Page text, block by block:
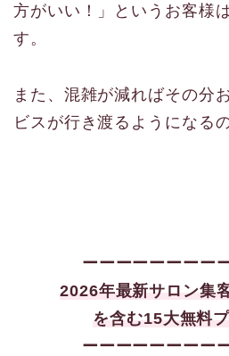
方がいい！」というお客様
す。
また、混雑が減ればその分
ビスが行き渡るようになる
ーーーーーーーー
2026年最新サロン集
を含む15大無料
ーーーーーーーー